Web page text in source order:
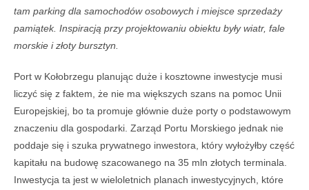
tam parking dla samochodów osobowych i miejsce sprzedaży
pamiątek. Inspiracją przy projektowaniu obiektu były wiatr, fale
morskie i złoty bursztyn.
Port w Kołobrzegu planując duże i kosztowne inwestycje musi
liczyć się z faktem, że nie ma większych szans na pomoc Unii
Europejskiej, bo ta promuje głównie duże porty o podstawowym
znaczeniu dla gospodarki. Zarząd Portu Morskiego jednak nie
poddaje się i szuka prywatnego inwestora, który wyłożyłby część
kapitału na budowę szacowanego na 35 mln złotych terminala.
Inwestycja ta jest w wieloletnich planach inwestycyjnych, które